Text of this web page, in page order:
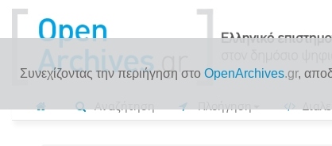
Συνεχίζοντας την περιήγηση στο OpenArchives.gr,
Αναζήτηση Πλοήγηση